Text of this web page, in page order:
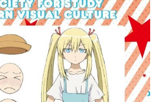
リールドロップアウト放送形態TVア
ニメスケジュール2017年1月9日
（月）～2017年3月27日（月）TOKY
OMXほか話数全12話キャストガヴリ
ール：富田美憂ヴィーネ：大西沙織
サターニャ：大空直美ラフィエル：
花澤香菜スタッフ原作：うかみ
（「コミック電撃だいおうじ」連